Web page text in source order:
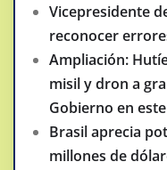
Vicepresidente
reconocer
Ampliación:
misil y dron a
Gobierno en
Brasil aprecia
millones de